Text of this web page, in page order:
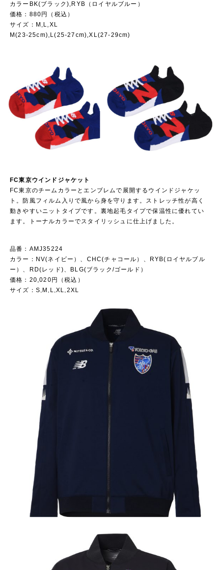
カラーBK(ブラック),RYB（ロイヤルブルー）
価格：880円（税込）
サイズ：M,L,XL
M(23-25cm),L(25-27cm),XL(27-29cm)
FC東京ウインドジャケット
FC東京のチームカラーとエンブレムで展開するウインドジャケッ
ト。防風フィルム入りで風から身を守ります。ストレッチ性が高く
動きやすいニットタイプです。裏地起毛タイプで保温性に優れてい
ます。トーナルカラーでスタイリッシュに仕上げました。
品番：AMJ35224
カラー：NV(ネイビー）、CHC(チャコール）、RYB(ロイヤルブル
ー）、RD(レッド)、BLG(ブラック/ゴールド）
価格：20,020円（税込）
サイズ：S,M,L,XL,2XL